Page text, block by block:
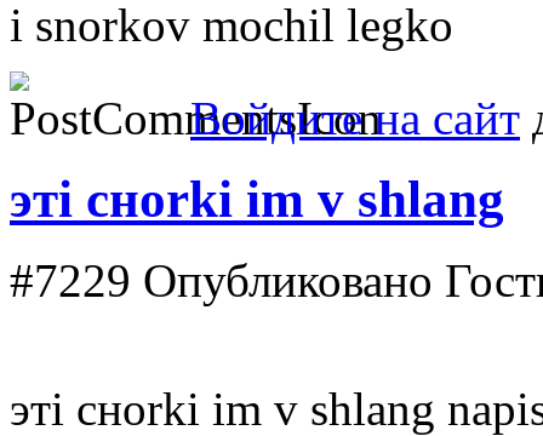
i snorkov mochil legko
Войдите на сайт
этi сноrki im v shlang
#7229 Опубликовано
этi сноrki im v shlang